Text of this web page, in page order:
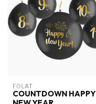
FOLAT
COUNTDOWN HAPPY